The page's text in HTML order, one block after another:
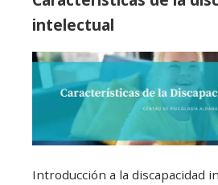
intelectual
Introducción a la discapacidad